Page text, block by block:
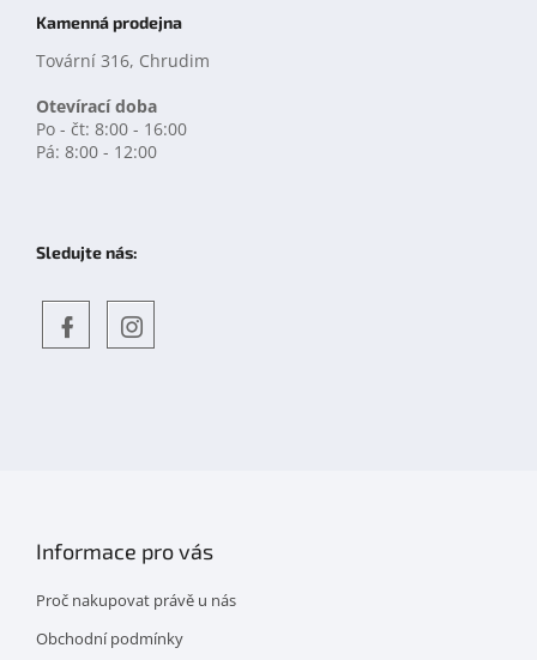
Kamenná prodejna
Tovární 316, Chrudim
Otevírací doba
Po - čt: 8:00 - 16:00
Pá: 8:00 - 12:00
Sledujte nás:
Informace pro vás
Proč nakupovat právě u nás
Obchodní podmínky